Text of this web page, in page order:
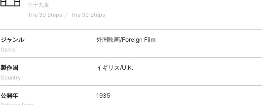
三十九夜
The 39 Steps ／ The 39 Steps
ジャンル
Genre
外国映画/Foreign Film
製作国
Country
イギリス/U.K.
公開年 1935